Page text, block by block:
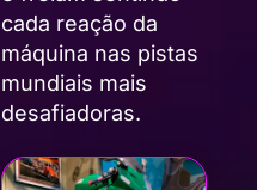
cada reação da
máquina nas pistas
mundiais mais
desafiadoras.